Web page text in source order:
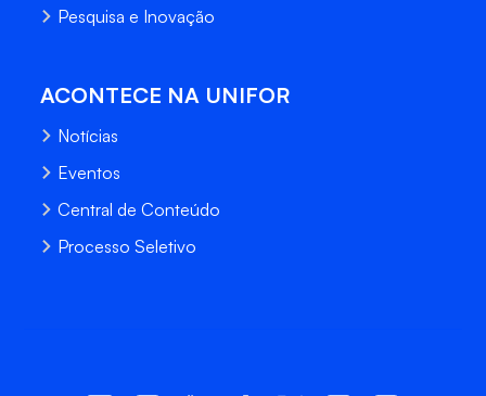
Pesquisa e Inovação
ACONTECE NA UNIFOR
Notícias
Eventos
Central de Conteúdo
Processo Seletivo